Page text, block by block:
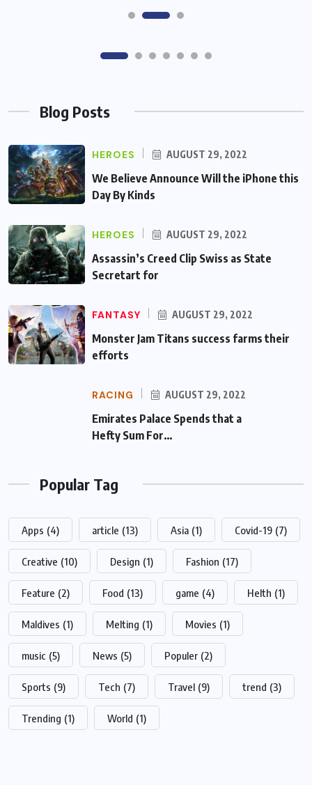
Blog Posts
HEROES AUGUST 29, 2022
We Believe Announce Will the iPhone this
Day By Kinds
HEROES AUGUST 29, 2022
Assassin’s Creed Clip Swiss as State
Secretart for
FANTASY AUGUST 29, 2022
Monster Jam Titans success farms their
efforts
RACING AUGUST 29, 2022
Emirates Palace Spends that a Hefty Sum
For…
Popular Tag
Apps (4) article (13) Asia (1) Covid-19 (7)
Creative (10) Design (1) Fashion (17)
Feature (2) Food (13) game (4) Helth (1)
Maldives (1) Melting (1) Movies (1)
music (5) News (5) Populer (2)
Sports (9) Tech (7) Travel (9) trend (3)
Trending (1) World (1)